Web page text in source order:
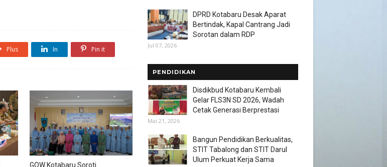
Plus In Pin it
GOW Kotabaru Soroti
DPRD Kotabaru Desak Aparat
Bertindak, Kapal Cantrang Jadi
Sorotan dalam RDP
Jul 07, 2026
PENDIDIKAN
Disdikbud Kotabaru Kembali
Gelar FLS3N SD 2026, Wadah
Cetak Generasi Berprestasi
Mai 21, 2026
Bangun Pendidikan Berkualitas,
STIT Tabalong dan STIT Darul
Ulum Perkuat Kerja Sama